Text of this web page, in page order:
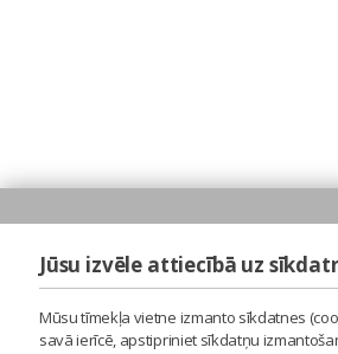
Jūsu izvēle attiecībā uz
Mūsu tīmekļa vietne izmanto sīkdatnes
savā ierīcē, apstipriniet sīkdatņu